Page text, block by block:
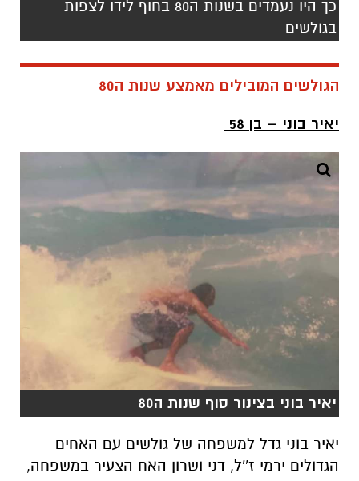
כך היו נעמדים בשנות ה80 בחוף לידו לצפות
בגולשים
הגולשים המובילים מאמצע שנות ה80
יאיר בוני – בן 58
יאיר בוני בצינור סוף שנות ה80
יאיר בוני גדל למשפחה של גולשים עם האחים
הגדולים ירמי ז''ל, דני ושרון האח הצעיר במשפחה,